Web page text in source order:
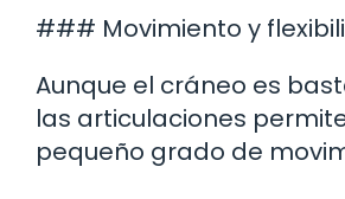
### Movimiento y
Aunque el cráneo es
las articulaciones
pequeño grado de